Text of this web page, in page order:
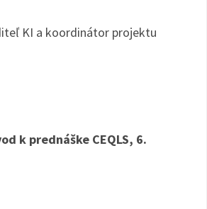
KI a koordinátor projektu
k prednáške CEQLS, 6.